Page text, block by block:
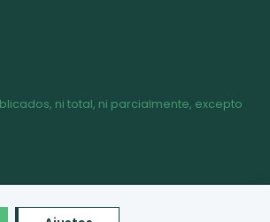
ni total, ni parcialmente, excepto